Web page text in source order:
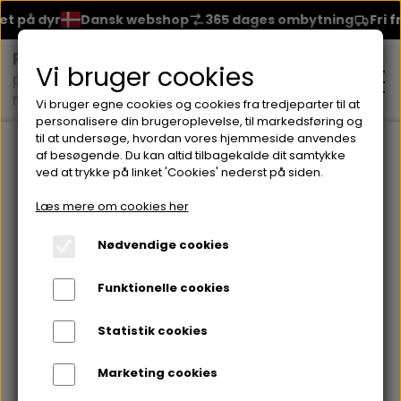
dyr Dansk webshop 365 dages ombytning Fri
MAKEUP
ANSIGT
FOUNDATION
BLUSH
BRYN
GEL
ØJNE
HUDPLEJE
ØJENCREME
HÅRPLEJE
SHAMPOO
Forside Brands Seventeen Neglelakker fra Seventeen
Vi bruger cookies
Vi bruger egne cookies og cookies fra tredjeparter til at
personalisere din brugeroplevelse, til markedsføring og
til at undersøge, hvordan vores hjemmeside anvendes
af besøgende. Du kan altid tilbagekalde dit samtykke
ved at trykke på linket 'Cookies' nederst på siden.
Læs mere om cookies her
Nødvendige cookies
Funktionelle cookies
Statistik cookies
Marketing cookies